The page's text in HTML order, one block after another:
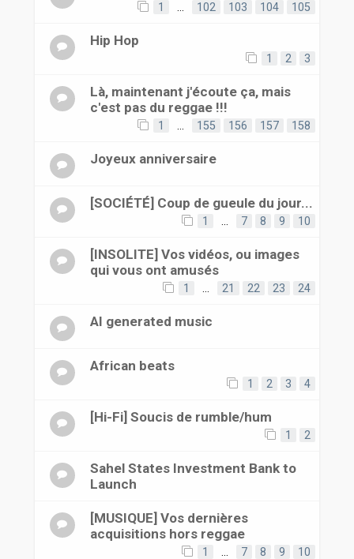
1 102 103 104 105
Hip Hop
1 2 3
Là, maintenant j'écoute ça, mais
c'est pas du reggae !!!
1 155 156 157 158
Joyeux anniversaire
[SOCIÉTÉ] Coup de gueule du jour...
1 7 8 9 10
[INSOLITE] Vos vidéos, ou images
qui vous ont amusés
1 21 22 23 24
AI generated music
African beats
1 2 3 4
[Hi-Fi] Soucis de rumble/hum
1 2
Sahel States Investment Bank to
Launch
[MUSIQUE] Vos dernières
acquisitions hors reggae
1 7 8 9 10